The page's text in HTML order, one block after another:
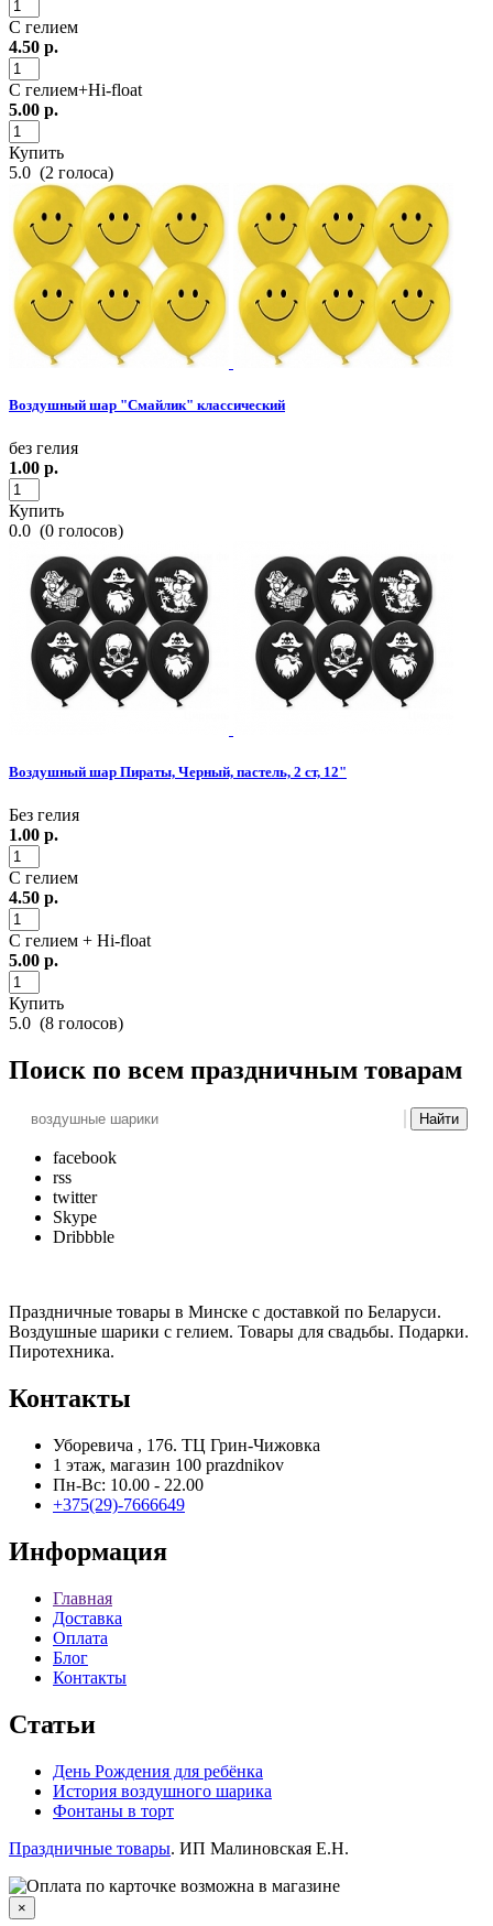
С гелием
4.50 р.
С гелием+Hi-float
5.00 р.
Купить
5.0 (2 голоса)
Воздушный шар "Смайлик" классический
без гелия
1.00 р.
Купить
0.0 (0 голосов)
Воздушный шар Пираты, Черный, пастель, 2 ст, 12"
Без гелия
1.00 р.
С гелием
4.50 р.
С гелием + Hi-float
5.00 р.
Купить
5.0 (8 голосов)
Поиск по всем праздничным товарам
Найти
facebook
rss
twitter
Skype
Dribbble
Праздничные товары в Минске с доставкой по Беларуси.
Воздушные шарики с гелием. Товары для свадьбы. Подарки.
Пиротехника.
Контакты
Уборевича , 176. ТЦ Грин-Чижовка
1 этаж, магазин 100 prazdnikov
Пн-Вс: 10.00 - 22.00
+375(29)-7666649
Информация
Главная
Доставка
Оплата
Блог
Контакты
Статьи
День Рождения для ребёнка
История воздушного шарика
Фонтаны в торт
Праздничные товары. ИП Малиновская Е.Н.
×